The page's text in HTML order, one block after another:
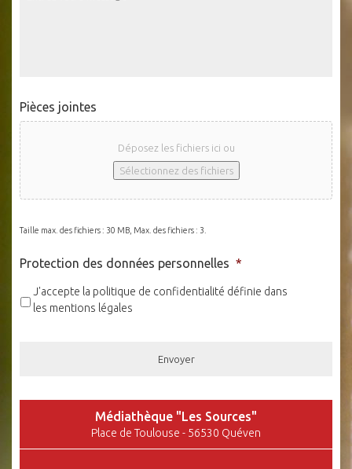
Pièces jointes
Déposez les fichiers ici ou
Sélectionnez des fichiers
Taille max. des fichiers : 30 MB, Max. des fichiers : 3.
Protection des données personnelles *
J'accepte la politique de confidentialité définie dans
les mentions légales
Médiathèque "Les Sources"
Place de Toulouse - 56530 Quéven